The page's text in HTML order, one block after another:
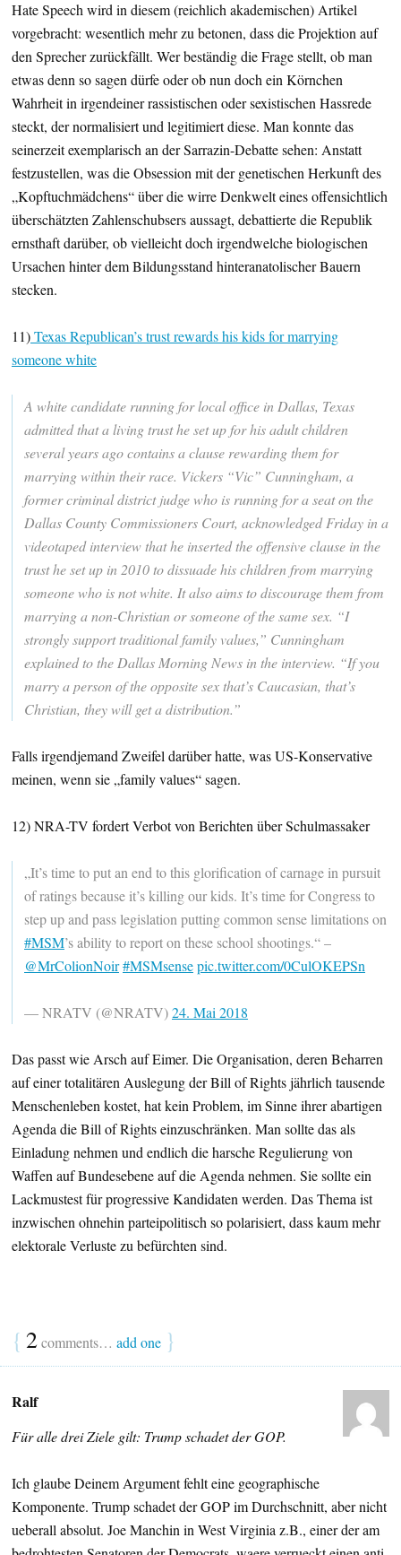
Hate Speech wird in diesem (reichlich akademischen) Artikel
vorgebracht: wesentlich mehr zu betonen, dass die Projektion auf
den Sprecher zurückfällt. Wer beständig die Frage stellt, ob man
etwas denn so sagen dürfe oder ob nun doch ein Körnchen
Wahrheit in irgendeiner rassistischen oder sexistischen Hassrede
steckt, der normalisiert und legitimiert diese. Man konnte das
seinerzeit exemplarisch an der Sarrazin-Debatte sehen: Anstatt
festzustellen, was die Obsession mit der genetischen Herkunft des
„Kopftuchmädchens“ über die wirre Denkwelt eines offensichtlich
überschätzten Zahlenschubsers aussagt, debattierte die Republik
ernsthaft darüber, ob vielleicht doch irgendwelche biologischen
Ursachen hinter dem Bildungsstand hinteranatolischer Bauern
stecken.
11)Texas Republican’s trust rewards his kids for marrying
someone white
A white candidate running for local office in Dallas, Texas
admitted that a living trust he set up for his adult children
several years ago contains a clause rewarding them for
marrying within their race. Vickers “Vic” Cunningham, a
former criminal district judge who is running for a seat on the
Dallas County Commissioners Court, acknowledged Friday in a
videotaped interview that he inserted the offensive clause in the
trust he set up in 2010 to dissuade his children from marrying
someone who is not white. It also aims to discourage them from
marrying a non-Christian or someone of the same sex. “I
strongly support traditional family values,” Cunningham
explained to the Dallas Morning News in the interview. “If you
marry a person of the opposite sex that’s Caucasian, that’s
Christian, they will get a distribution.”
Falls irgendjemand Zweifel darüber hatte, was US-Konservative
meinen, wenn sie „family values“ sagen.
12) NRA-TV fordert Verbot von Berichten über Schulmassaker
„It’s time to put an end to this glorification of carnage in pursuit
of ratings because it’s killing our kids. It’s time for Congress to
step up and pass legislation putting common sense limitations on
#MSM’s ability to report on these school shootings.“ –
@MrColionNoir#MSMsensepic.twitter.com/0CulOKEPSn
— NRATV (@NRATV)24. Mai 2018
Das passt wie Arsch auf Eimer. Die Organisation, deren Beharren
auf einer totalitären Auslegung der Bill of Rights jährlich tausende
Menschenleben kostet, hat kein Problem, im Sinne ihrer abartigen
Agenda die Bill of Rights einzuschränken. Man sollte das als
Einladung nehmen und endlich die harsche Regulierung von
Waffen auf Bundesebene auf die Agenda nehmen. Sie sollte ein
Lackmustest für progressive Kandidaten werden. Das Thema ist
inzwischen ohnehin parteipolitisch so polarisiert, dass kaum mehr
elektorale Verluste zu befürchten sind.
{ 2comments… add one }
Ralf
Für alle drei Ziele gilt: Trump schadet der GOP.
Ich glaube Deinem Argument fehlt eine geographische
Komponente. Trump schadet der GOP im Durchschnitt, aber nicht
ueberall absolut. Joe Manchin in West Virginia z.B., einer der am